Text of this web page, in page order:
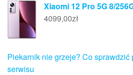
Xiaomi 12 Pro 5G 8/
4099,00zł
Piekarnik nie grzeje? Co sprawdzić
serwisu